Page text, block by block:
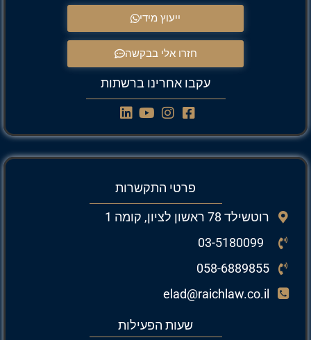
ייעוץ מידי
חזרו אלי בבקשה
עקבו אחרינו ברשתות
פרטי התקשרות
רוטשילד 78 ראשון לציון, קומה 1
058-6889855
elad@raichlaw.co.il
שעות הפעילות